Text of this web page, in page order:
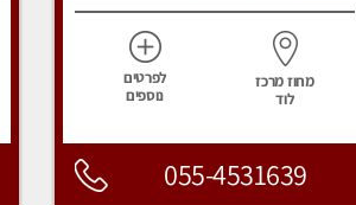
מחוז מרכז
לוד
לפרטים
נוספים
055-4531639